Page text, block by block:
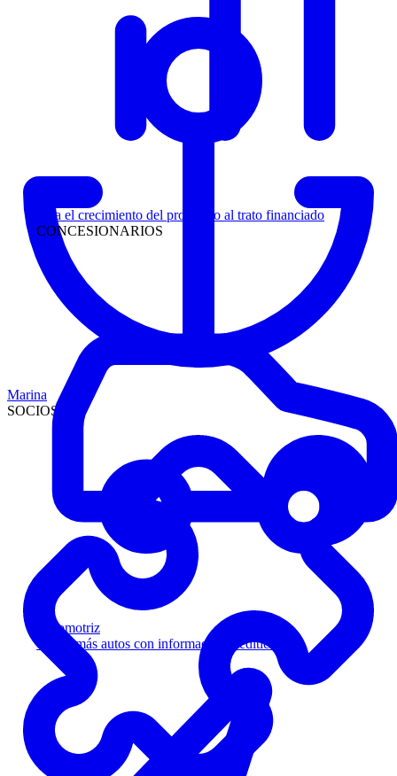
Siga el crecimiento del prospecto al trato financiado
CONCESIONARIOS
Automotriz
Venda más autos con información crediticia
Marina
SOCIOS